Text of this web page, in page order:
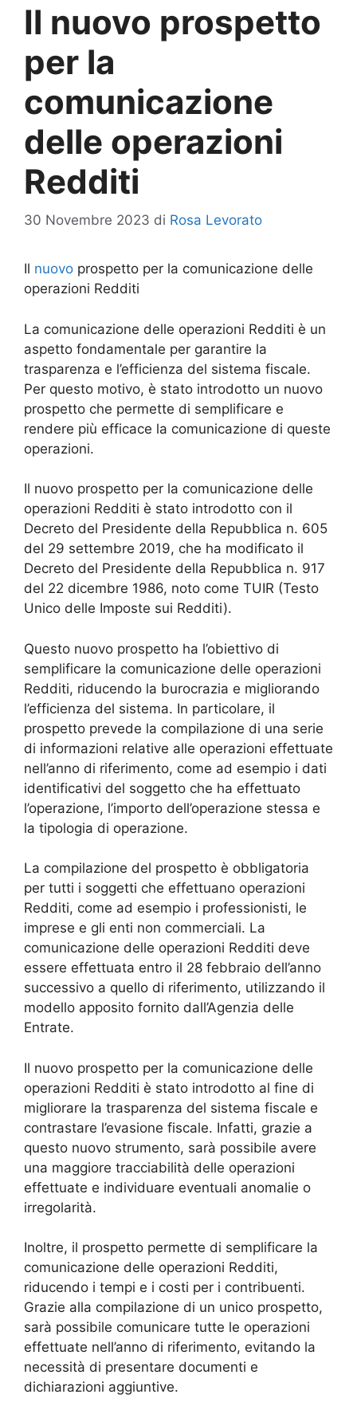
Il nuovo prospetto
per la
comunicazione
delle operazioni
Redditi
30 Novembre 2023 di Rosa Levorato
Il nuovo prospetto per la comunicazione delle
operazioni Redditi
La comunicazione delle operazioni Redditi è un
aspetto fondamentale per garantire la
trasparenza e l’efficienza del sistema fiscale.
Per questo motivo, è stato introdotto un nuovo
prospetto che permette di semplificare e
rendere più efficace la comunicazione di queste
operazioni.
Il nuovo prospetto per la comunicazione delle
operazioni Redditi è stato introdotto con il
Decreto del Presidente della Repubblica n. 605
del 29 settembre 2019, che ha modificato il
Decreto del Presidente della Repubblica n. 917
del 22 dicembre 1986, noto come TUIR (Testo
Unico delle Imposte sui Redditi).
Questo nuovo prospetto ha l’obiettivo di
semplificare la comunicazione delle operazioni
Redditi, riducendo la burocrazia e migliorando
l’efficienza del sistema. In particolare, il
prospetto prevede la compilazione di una serie
di informazioni relative alle operazioni effettuate
nell’anno di riferimento, come ad esempio i dati
identificativi del soggetto che ha effettuato
l’operazione, l’importo dell’operazione stessa e
la tipologia di operazione.
La compilazione del prospetto è obbligatoria
per tutti i soggetti che effettuano operazioni
Redditi, come ad esempio i professionisti, le
imprese e gli enti non commerciali. La
comunicazione delle operazioni Redditi deve
essere effettuata entro il 28 febbraio dell’anno
successivo a quello di riferimento, utilizzando il
modello apposito fornito dall’Agenzia delle
Entrate.
Il nuovo prospetto per la comunicazione delle
operazioni Redditi è stato introdotto al fine di
migliorare la trasparenza del sistema fiscale e
contrastare l’evasione fiscale. Infatti, grazie a
questo nuovo strumento, sarà possibile avere
una maggiore tracciabilità delle operazioni
effettuate e individuare eventuali anomalie o
irregolarità.
Inoltre, il prospetto permette di semplificare la
comunicazione delle operazioni Redditi,
riducendo i tempi e i costi per i contribuenti.
Grazie alla compilazione di un unico prospetto,
sarà possibile comunicare tutte le operazioni
effettuate nell’anno di riferimento, evitando la
necessità di presentare documenti e
dichiarazioni aggiuntive.